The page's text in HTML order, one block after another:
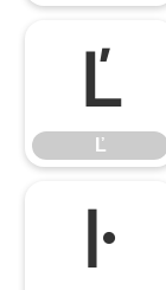
Ľ
Ľ
ŀ